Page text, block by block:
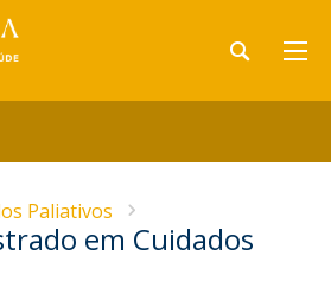
Paliativos
em Cuidados